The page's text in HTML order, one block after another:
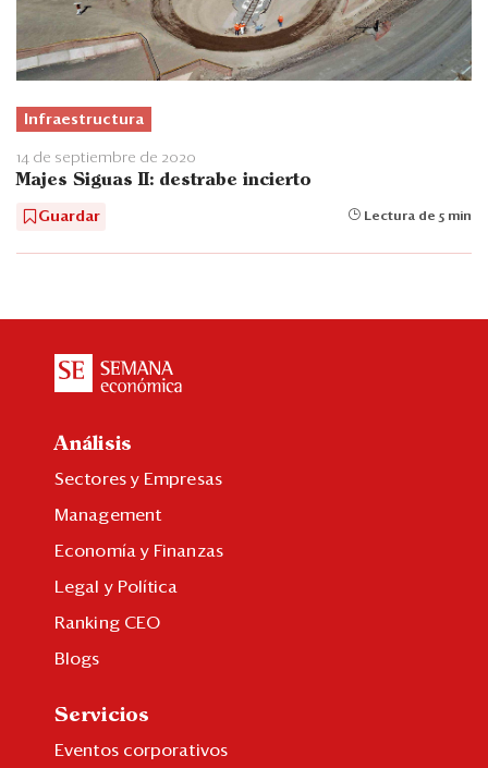
Infraestructura
14 de septiembre de 2020
Majes Siguas II: destrabe incierto
Guardar Lectura de 5 min
Análisis
Sectores y Empresas
Management
Economía y Finanzas
Legal y Política
Ranking CEO
Blogs
Servicios
Eventos corporativos